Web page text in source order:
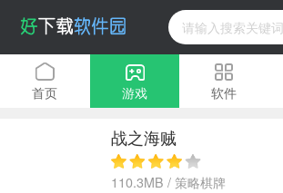
首页 游戏 软件
战之海贼
110.3MB / 策略棋牌